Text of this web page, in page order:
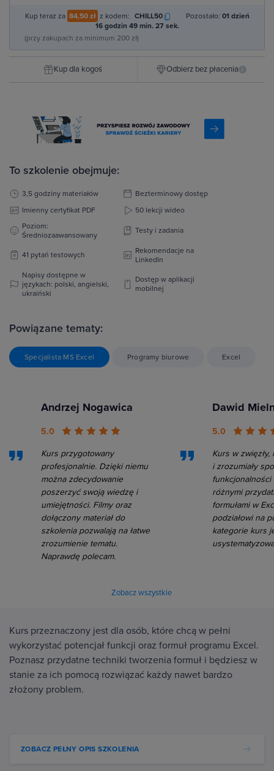
Kup teraz za 84,50 zł z kodem: CHILL50 Pozostało: 01 dzień
16 godzin 49 min. 26 sek.
(przy zakupach za minimum 200 zł)
Kup dla kogoś Odbierz bez płacenia i
To szkolenie obejmuje:
3,5 godziny materiałów
Bezterminowy dostęp
Imienny certyfikat PDF
50 lekcji wideo
Poziom:
Średniozaawansowany
Testy i zadania
41 pytań testowych
Rekomendacje na
LinkedIn
Napisy dostępne w
językach: polski, angielski,
ukraiński
Dostęp w aplikacji
mobilnej
Powiązane tematy:
Specjalista MS Excel Programy biurowe Excel
Andrzej Nogawica
5.0
Kurs przygotowany
profesjonalnie. Dzięki niemu
można zdecydowanie
poszerzyć swoją wiedzę i
umiejętności. Filmy oraz
dołączony materiał do
szkolenia pozwalają na łatwe
zrozumienie tematu.
Naprawdę polecam.
Dawid
5.0
Kurs w
i zrozumiały
funkcjonalności
różnymi
formułami w
podziałowi na
kategorie kurs
Zobacz wszystkie
Kurs przeznaczony jest dla osób, które chcą w pełni
wykorzystać potencjał funkcji oraz formuł programu Excel.
Poznasz przydatne techniki tworzenia formuł i będziesz w
stanie za ich pomocą rozwiązać każdy nawet bardzo
złożony problem.
ZOBACZ PEŁNY OPIS SZKOLENIA